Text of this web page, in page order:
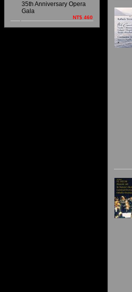
35th Anniversary Opera
Gala
NT$ 460